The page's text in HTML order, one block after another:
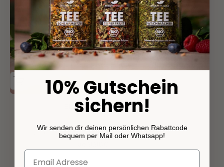
Eistee Erdbeere
Erdbeer-Eistee zum kalt Genießen
10% Gutschein
sichern!
Wir senden dir deinen persönlichen Rabattcode
bequem per Mail oder Whatsapp!